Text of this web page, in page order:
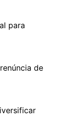
para
de